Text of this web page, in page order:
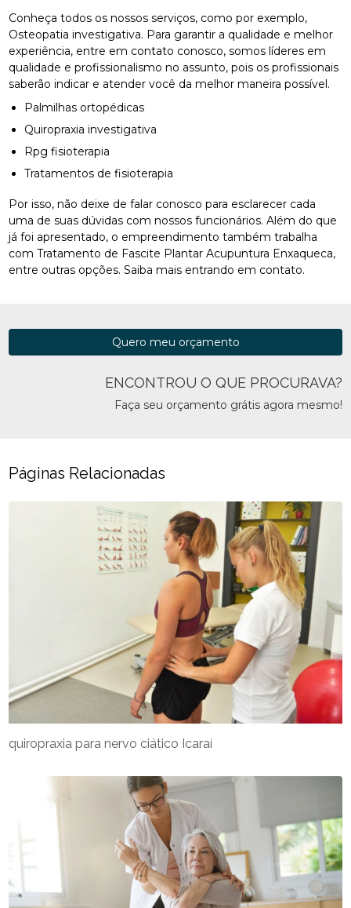
Conheça todos os nossos serviços, como por exemplo,
Osteopatia investigativa. Para garantir a qualidade e melhor
experiência, entre em contato conosco, somos líderes em
qualidade e profissionalismo no assunto, pois os profissionais
saberão indicar e atender você da melhor maneira possível.
Palmilhas ortopédicas
Quiropraxia investigativa
Rpg fisioterapia
Tratamentos de fisioterapia
Por isso, não deixe de falar conosco para esclarecer cada
uma de suas dúvidas com nossos funcionários. Além do que
já foi apresentado, o empreendimento também trabalha
com Tratamento de Fascite Plantar Acupuntura Enxaqueca,
entre outras opções. Saiba mais entrando em contato.
ENCONTROU O QUE PROCURAVA?
Faça seu orçamento grátis agora mesmo!
Quero meu orçamento
Páginas Relacionadas
quiropraxia para nervo ciático Icaraí